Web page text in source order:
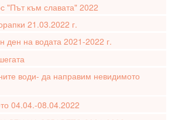
"Път към славата" 2022
21.03.2022 г.
ден на водата 2021-2022 г.
води- да направим невидимото
04.04.-08.04.2022